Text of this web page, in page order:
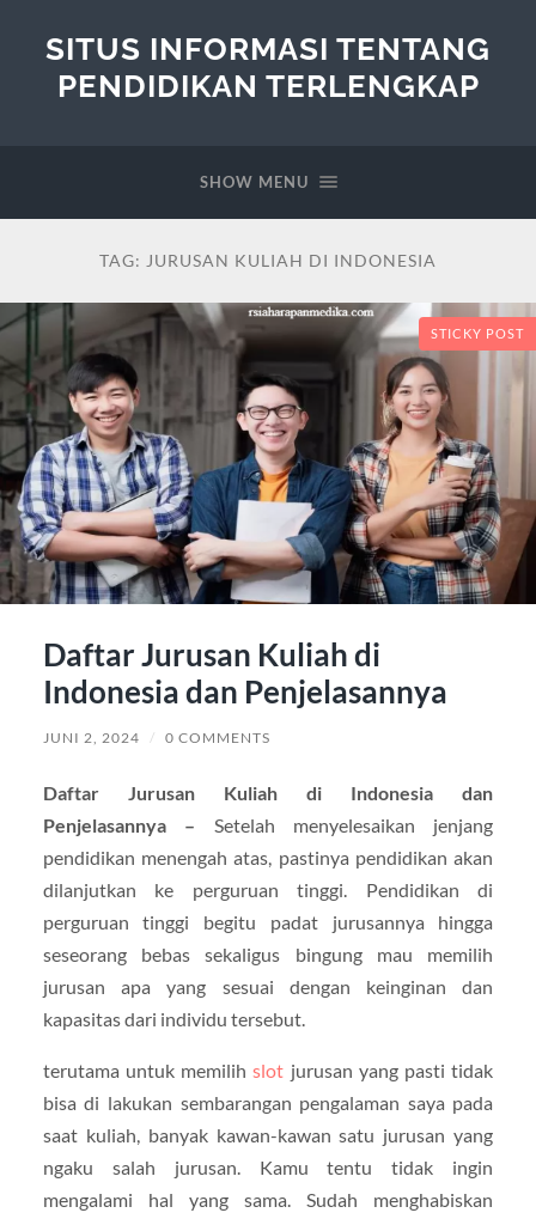
SITUS INFORMASI TENTANG
PENDIDIKAN TERLENGKAP
SHOW MENU
TAG: JURUSAN KULIAH DI INDONESIA
STICKY POST
Daftar Jurusan Kuliah di
Indonesia dan Penjelasannya
JUNI 2, 2024 / 0 COMMENTS
Daftar Jurusan Kuliah di Indonesia dan
Penjelasannya – Setelah menyelesaikan jenjang
pendidikan menengah atas, pastinya pendidikan akan
dilanjutkan ke perguruan tinggi. Pendidikan di
perguruan tinggi begitu padat jurusannya hingga
seseorang bebas sekaligus bingung mau memilih
jurusan apa yang sesuai dengan keinginan dan
kapasitas dari individu tersebut.
terutama untuk memilihslot jurusan yang pasti tidak
bisa di lakukan sembarangan pengalaman saya pada
saat kuliah, banyak kawan-kawan satu jurusan yang
ngaku salah jurusan. Kamu tentu tidak ingin
mengalami hal yang sama. Sudah menghabiskan